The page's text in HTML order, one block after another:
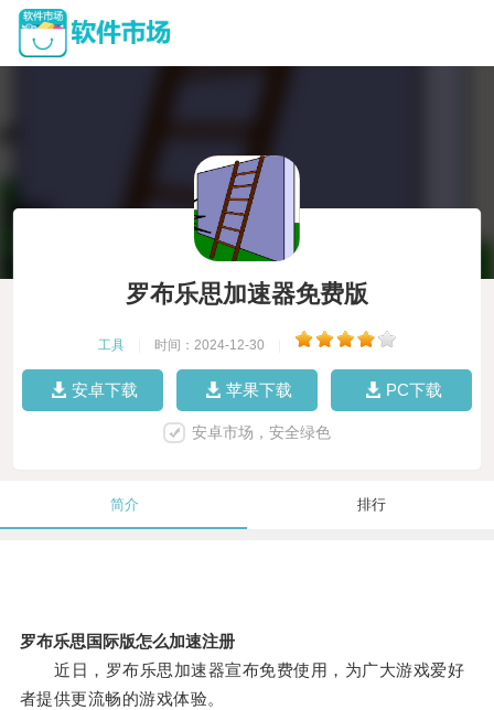
罗布乐思加速器免费版
工具 时间：2024-12-30
安卓下载 苹果下载 PC下载
安卓市场，安全绿色
简介 排行
罗布乐思国际版怎么加速注册
近日，罗布乐思加速器宣布免费使用，为广大游戏爱好
者提供更流畅的游戏体验。